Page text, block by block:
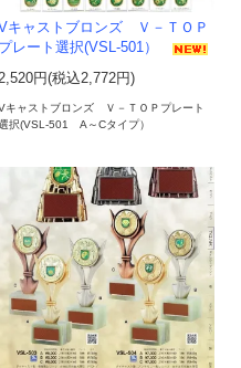
キャストブロンズ Ｖ－ＴＯＰ
プレート選択(VSL-501）
円(税込2,772円)
キャストブロンズ Ｖ－ＴＯＰプレート
択(VSL-501 A～Cタイプ）